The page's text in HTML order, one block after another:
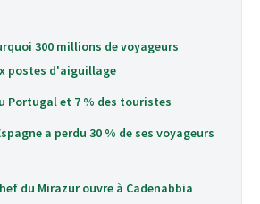
300 millions de voyageurs
postes d'aiguillage
Portugal et 7 % des touristes
a perdu 30 % de ses voyageurs
du Mirazur ouvre à Cadenabbia